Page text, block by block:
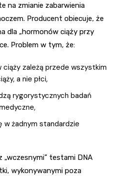
na zmianie zabarwienia
Producent obiecuje, że
dla „hormonów ciąży przy
Problem w tym, że:
ciąży zależą przede wszystkim
a nie płci,
rygorystycznych badań
w żadnym standardzie
testami DNA
wykonywanymi poza